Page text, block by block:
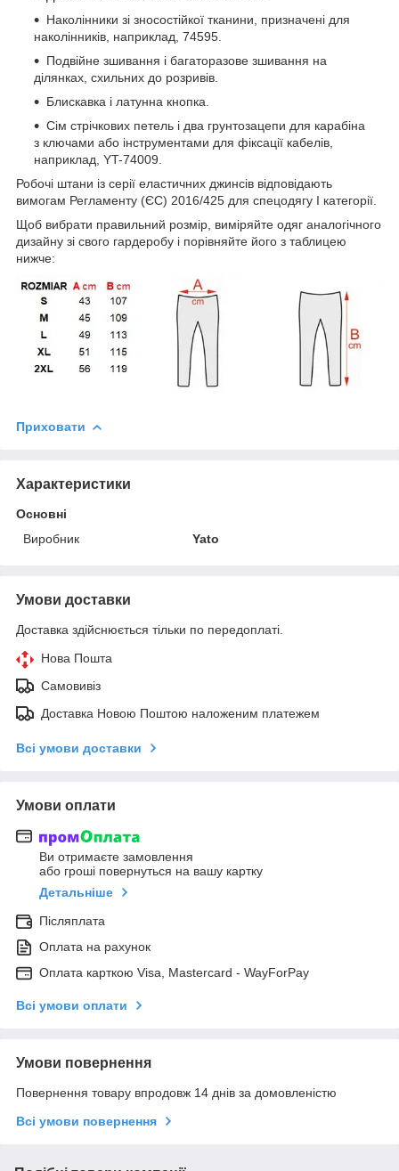
Наколінники зі зносостійкої тканини, призначені для
наколінників, наприклад, 74595.
Подвійне зшивання і багаторазове зшивання на
ділянках, схильних до розривів.
Блискавка і латунна кнопка.
Сім стрічкових петель і два грунтозацепи для карабіна
з ключами або інструментами для фіксації кабелів,
наприклад, YT-74009.
Робочі штани із серії еластичних джинсів відповідають
вимогам Регламенту (ЄС) 2016/425 для спецодягу I категорії.
Щоб вибрати правильний розмір, виміряйте одяг аналогічного
дизайну зі свого гардеробу і порівняйте його з таблицею
нижче:
Приховати
Характеристики
Основні
Виробник
Yato
Умови доставки
Доставка здійснюється тільки по передоплаті.
Нова Пошта
Самовивіз
Доставка Новою Поштою наложеним платежем
Всі умови доставки
Умови оплати
Ви отримаєте замовлення
або гроші повернуться на вашу картку
Детальніше
Післяплата
Оплата на рахунок
Оплата карткою Visa, Mastercard - WayForPay
Всі умови оплати
Умови повернення
Повернення товару впродовж 14 днів за домовленістю
Всі умови повернення